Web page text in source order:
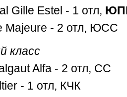
Gille Estel - 1 отл,
Majeure - 2 отл, ЮСС
класс
Alfa - 2 отл, СС
- 1 отл, КЧК